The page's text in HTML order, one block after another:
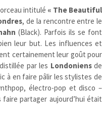
intitulé « The Beautiful
, de la rencontre entre le
(Black). Parfois ils se font
leur but. Les influences et
certainement leur goût pour
par les Londoniensde
à en faire pâlir les stylistes de
électro-pop et disco –
partager aujourd’hui était